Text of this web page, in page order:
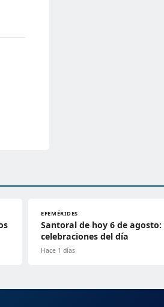
EFEMÉRIDES
Santoral de hoy 6 de
celebraciones del día
Hace 1 días